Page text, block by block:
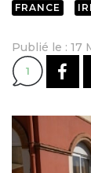
FRANCE
Publié le : 17
1